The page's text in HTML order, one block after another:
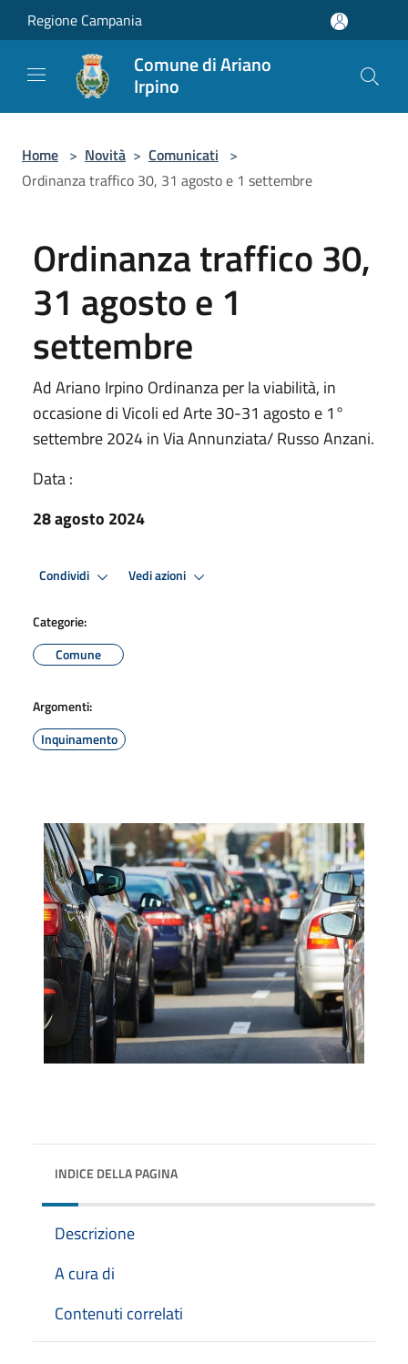
Salta al contenuto principale
Regione Campania
Comune di Ariano
Irpino
Home > Novità > Comunicati >
Ordinanza traffico 30, 31 agosto e 1 settembre
Ordinanza traffico 30,
31 agosto e 1
settembre
Ad Ariano Irpino Ordinanza per la viabilità, in
occasione di Vicoli ed Arte 30-31 agosto e 1°
settembre 2024 in Via Annunziata/ Russo Anzani.
Data :
28 agosto 2024
Condividi Vedi azioni
Categorie:
Comune
Argomenti:
Inquinamento
INDICE DELLA PAGINA
Descrizione
A cura di
Contenuti correlati